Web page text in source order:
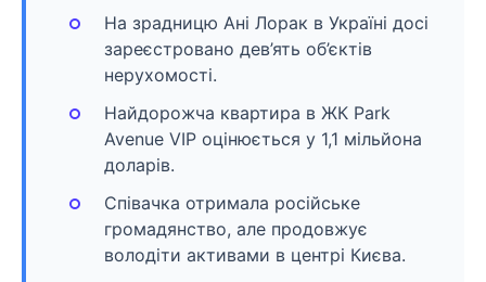
На зрадницю Ані Лорак в Україні досі
зареєстровано дев’ять об’єктів
нерухомості.
Найдорожча квартира в ЖК Park
Avenue VIP оцінюється у 1,1 мільйона
доларів.
Співачка отримала російське
громадянство, але продовжує
володіти активами в центрі Києва.